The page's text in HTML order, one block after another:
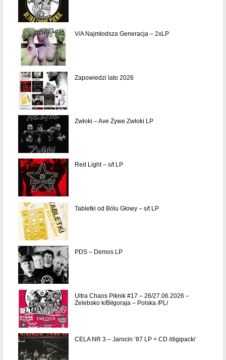
V/A Najmłodsza Generacja – 2xLP
Zapowiedzi lato 2026
Zwłoki – Ave Żywe Zwłoki LP
Red Light – s/t LP
Tabletki od Bólu Głowy – s/t LP
PDS – Demos LP
Ultra Chaos Piknik #17 – 26/27.06.2026 –
Żelebsko k/Biłgoraja – Polska /PL/
CELA NR 3 – Jarocin ’87 LP + CD /digipack/